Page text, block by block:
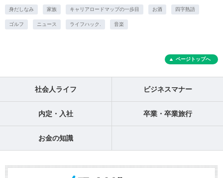
身だしなみ 家族 キャリアロードマップの一歩目 お酒 四字熟語
ゴルフ ニュース ライフハック. 音楽
ページトップへ
社会人ライフ ビジネスマナー
内定・入社 卒業・卒業旅行
お金の知識